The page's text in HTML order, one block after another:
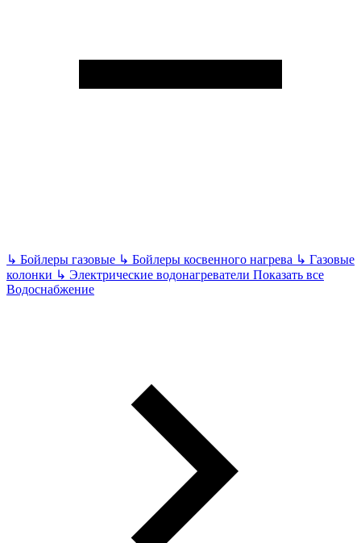
↳ Бойлеры газовые ↳ Бойлеры косвенного нагрева ↳ Газовые
колонки ↳ Электрические водонагреватели Показать все
Водоснабжение